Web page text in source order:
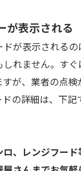
が表示される
ドが表示される
れません。す
が、業者の点検
の詳細は、下記
、レンジフー